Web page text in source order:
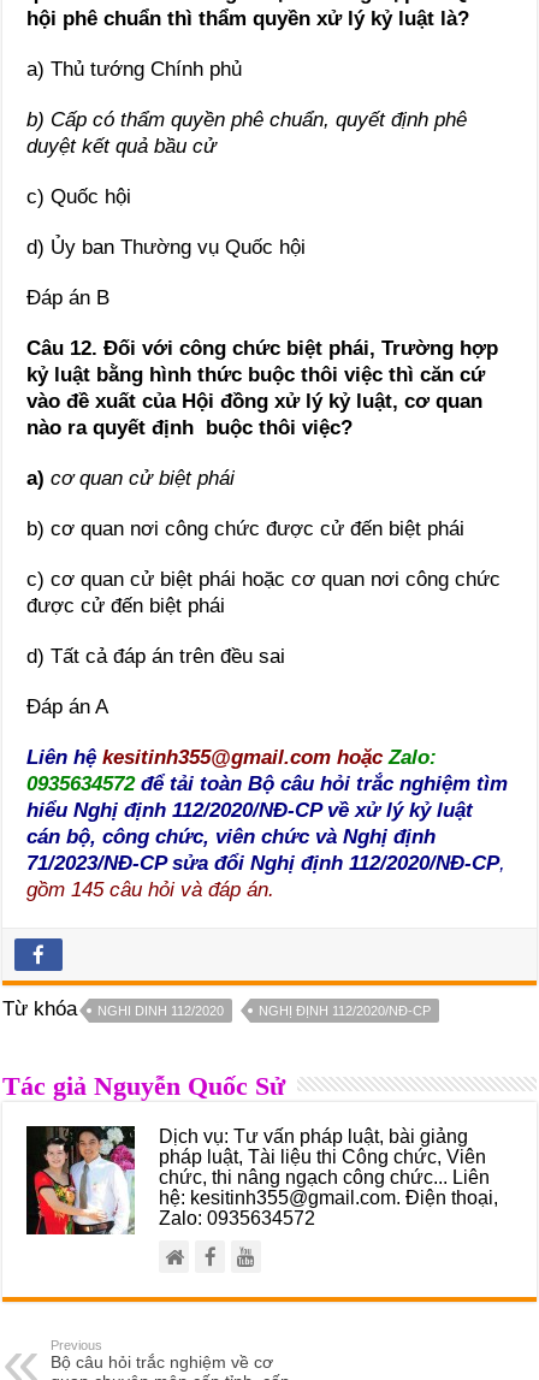
hội phê chuẩn thì thẩm quyền xử lý kỷ luật là?
a) Thủ tướng Chính phủ
b) Cấp có thẩm quyền phê chuẩn, quyết định phê
duyệt kết quả bầu cử
c) Quốc hội
d) Ủy ban Thường vụ Quốc hội
Đáp án B
Câu 12. Đối với công chức biệt phái, Trường hợp
kỷ luật bằng hình thức buộc thôi việc thì căn cứ
vào đề xuất của Hội đồng xử lý kỷ luật, cơ quan
nào ra quyết định buộc thôi việc?
a)cơ quan cử biệt phái
b) cơ quan nơi công chức được cử đến biệt phái
c) cơ quan cử biệt phái hoặc cơ quan nơi công chức
được cử đến biệt phái
d) Tất cả đáp án trên đều sai
Đáp án A
Liên hệkesitinh355@gmail.com hoặcZalo:
0935634572để tải toàn Bộ câu hỏi trắc nghiệm tìm
hiểu Nghị định 112/2020/NĐ-CP về xử lý kỷ luật
cán bộ, công chức, viên chức và Nghị định
71/2023/NĐ-CP sửa đổi Nghị định 112/2020/NĐ-CP,
gồm 145 câu hỏi và đáp án.
Từ khóa NGHI DINH 112/2020 NGHỊ ĐỊNH 112/2020/NĐ-CP
Tác giả Nguyễn Quốc Sử
Dịch vụ: Tư vấn pháp luật, bài giảng
pháp luật, Tài liệu thi Công chức, Viên
chức, thi nâng ngạch công chức... Liên
hệ: kesitinh355@gmail.com. Điện thoại,
Zalo: 0935634572
Previous
Bộ câu hỏi trắc nghiệm về cơ